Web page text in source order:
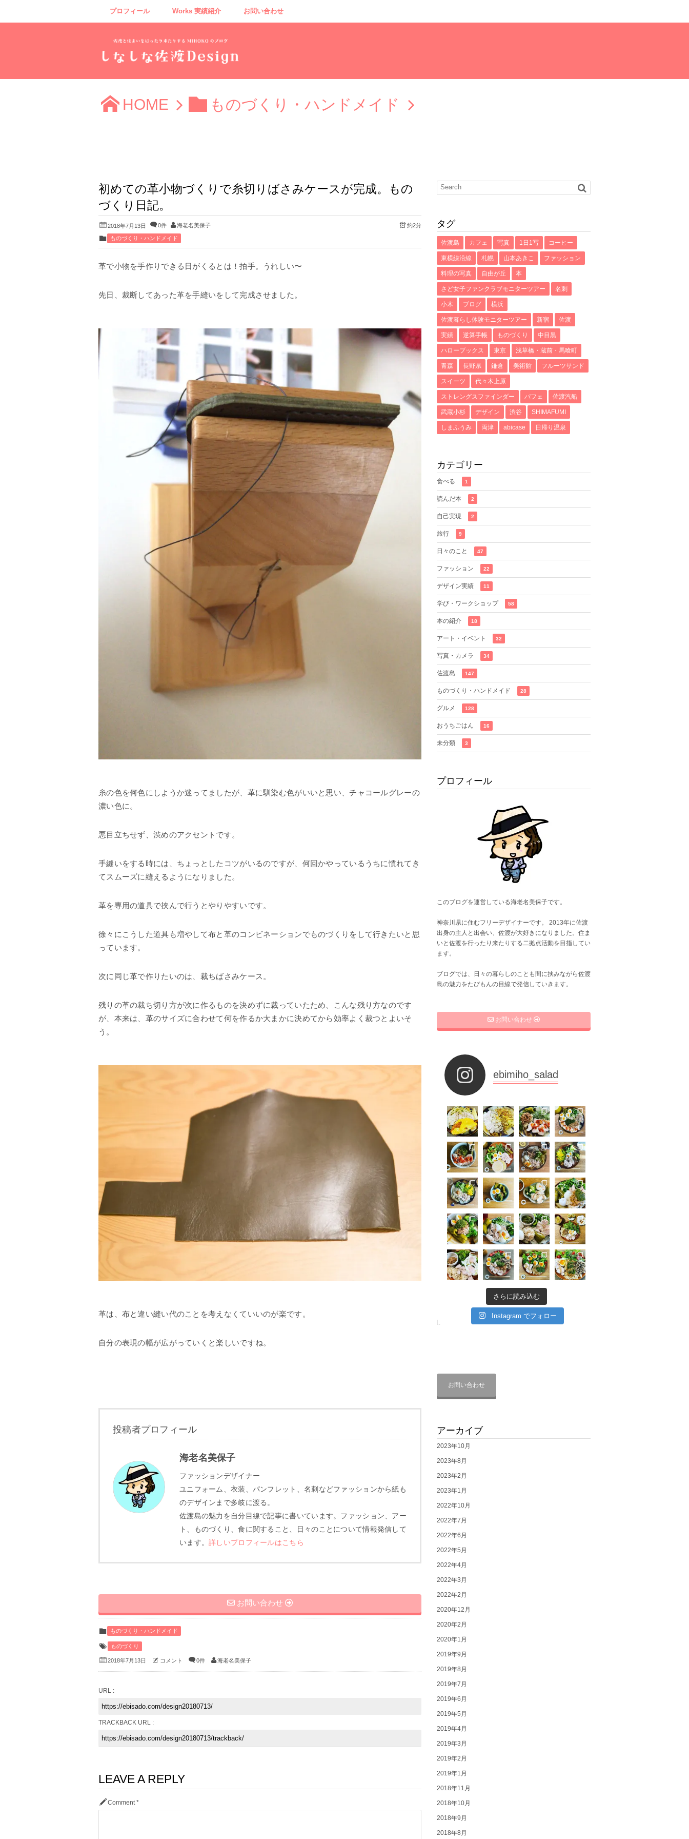
プロフィール Works 実績紹介 お問い合わせ
HOME ものづくり・ハンドメイド
初めての革小物づくりで糸切りばさみケースが完成。もの
づくり日記。
2018年7月13日 0件 海老名美保子 約2分
ものづくり・ハンドメイド
革で小物を手作りできる日がくるとは！拍手。うれしい〜
先日、裁断してあった革を手縫いをして完成させました。
糸の色を何色にしようか迷ってましたが、革に馴染む色がいいと思い、チャコールグレーの
濃い色に。
悪目立ちせず、渋めのアクセントです。
手縫いをする時には、ちょっとしたコツがいるのですが、何回かやっているうちに慣れてき
てスムーズに縫えるようになりました。
革を専用の道具で挟んで行うとやりやすいです。
徐々にこうした道具も増やして布と革のコンビネーションでものづくりをして行きたいと思
っています。
次に同じ革で作りたいのは、裁ちばさみケース。
残りの革の裁ち切り方が次に作るものを決めずに裁っていたため、こんな残り方なのです
が、本来は、革のサイズに合わせて何を作るか大まかに決めてから効率よく裁つとよいそ
う。
革は、布と違い縫い代のことを考えなくていいのが楽です。
自分の表現の幅が広がっていくと楽しいですね。
投稿者プロフィール
海老名美保子
ファッションデザイナー
ユニフォーム、衣装、パンフレット、名刺などファッションから紙も
のデザインまで多岐に渡る。
佐渡島の魅力を自分目線で記事に書いています。ファッション、アー
ト、ものづくり、食に関すること、日々のことについて情報発信して
います。詳しいプロフィールはこちら
お問い合わせ
ものづくり・ハンドメイド
ものづくり
2018年7月13日 コメント 0件 海老名美保子
URL :
TRACKBACK URL :
LEAVE A REPLY
Comment *
タグ
佐渡島 カフェ 写真 1日1写 コーヒー
東横線沿線 札幌 山本あきこ ファッション
料理の写真 自由が丘 本
さど女子ファンクラブモニターツアー 名刺
小木 ブログ 横浜
佐渡暮らし体験モニターツアー 新宿 佐渡
実績 逆算手帳 ものづくり 中目黒
ハローブックス 東京 浅草橋・蔵前・馬喰町
青森 長野県 鎌倉 美術館 フルーツサンド
スイーツ 代々木上原
ストレングスファインダー パフェ 佐渡汽船
武蔵小杉 デザイン 渋谷 SHIMAFUMI
しまふうみ 両津 abicase 日帰り温泉
カテゴリー
食べる 1
読んだ本 2
自己実現 2
旅行 9
日々のこと 47
ファッション 22
デザイン実績 11
学び・ワークショップ 58
本の紹介 18
アート・イベント 32
写真・カメラ 34
佐渡島 147
ものづくり・ハンドメイド 28
グルメ 128
おうちごはん 16
未分類 3
プロフィール
このブログを運営している海老名美保子です。
神奈川県に住むフリーデザイナーです。 2013年に佐渡
出身の主人と出会い、佐渡が大好きになりました。住ま
いと佐渡を行ったり来たりする二拠点活動を目指してい
ます。
ブログでは、日々の暮らしのことも間に挟みながら佐渡
島の魅力をたびもんの目線で発信していきます。
お問い合わせ
ebimiho_salad
さらに読み込む
Instagram でフォロー
お問い合わせ
アーカイブ
2023年10月
2023年8月
2023年2月
2023年1月
2022年10月
2022年7月
2022年6月
2022年5月
2022年4月
2022年3月
2022年2月
2020年12月
2020年2月
2020年1月
2019年9月
2019年8月
2019年7月
2019年6月
2019年5月
2019年4月
2019年3月
2019年2月
2019年1月
2018年11月
2018年10月
2018年9月
2018年8月